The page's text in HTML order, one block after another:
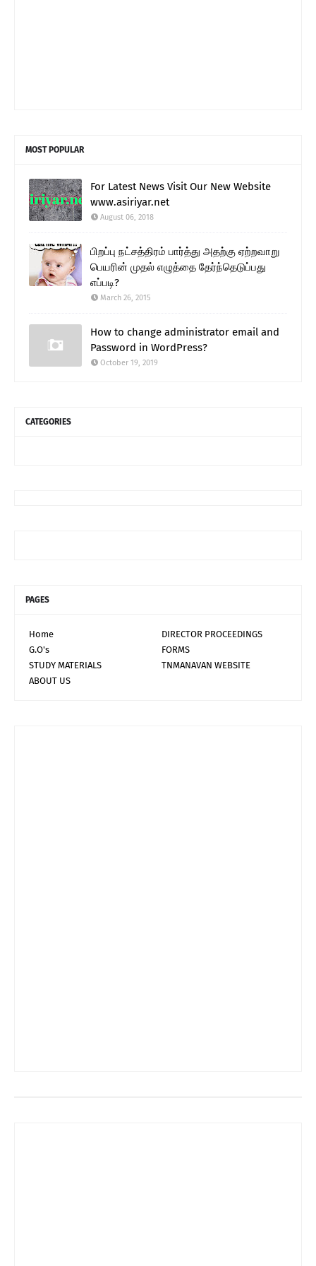
MOST POPULAR
For Latest News Visit Our New Website
www.asiriyar.net
August 06, 2018
பிறப்பு நட்சத்திரம் பார்த்து அதற்கு ஏற்றவாறு
பெயரின் முதல் எழுத்தை தேர்ந்தெடுப்பது
எப்படி?
March 26, 2015
How to change administrator email and
Password in WordPress?
October 19, 2019
CATEGORIES
PAGES
Home
DIRECTOR PROCEEDINGS
G.O's
FORMS
STUDY MATERIALS
TNMANAVAN WEBSITE
ABOUT US